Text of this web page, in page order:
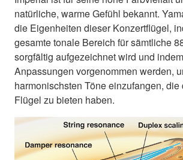
natürliche, warme Gefühl bekannt.
die Eigenheiten dieser Konzertflügel,
gesamte tonale Bereich für sämtliche
sorgfältig aufgezeichnet wird und
Anpassungen vorgenommen werden,
harmonischsten Töne einzufangen, die
Flügel zu bieten haben.